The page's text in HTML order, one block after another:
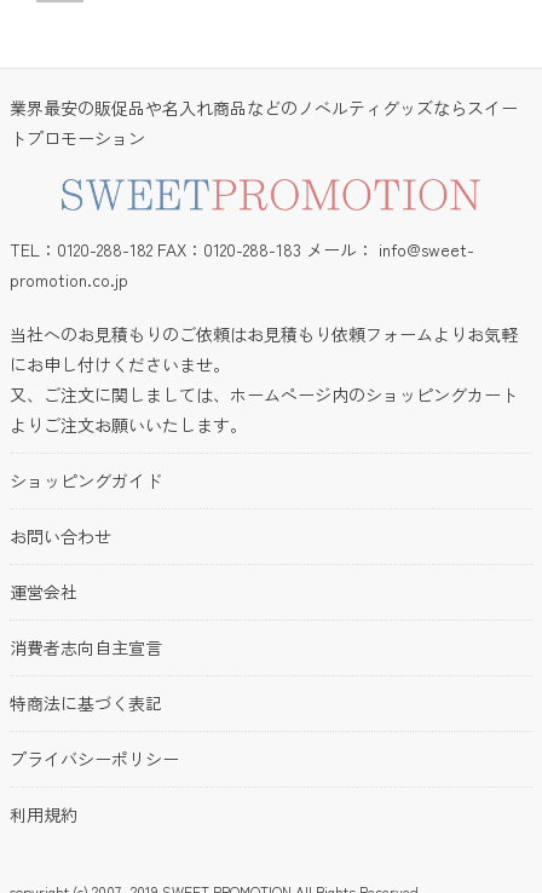
業界最安の販促品や名入れ商品などのノベルティグッズならスイー
トプロモーション
TEL：0120-288-182 FAX：0120-288-183 メール： info@sweet-
promotion.co.jp
当社へのお見積もりのご依頼はお見積もり依頼フォームよりお気軽
にお申し付けくださいませ。
又、ご注文に関しましては、ホームページ内のショッピングカート
よりご注文お願いいたします。
ショッピングガイド
お問い合わせ
運営会社
消費者志向自主宣言
特商法に基づく表記
プライバシーポリシー
利用規約